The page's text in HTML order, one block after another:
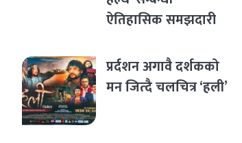
ऐतिहासिक समझदारी
प्रर्दशन अगावै दर्शकको
मन जित्दै चलचित्र ‘हली’